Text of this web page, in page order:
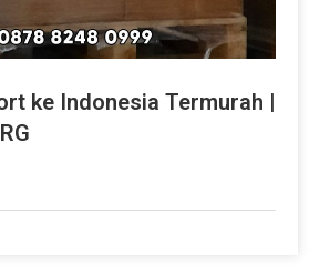
ke Indonesia Termurah |